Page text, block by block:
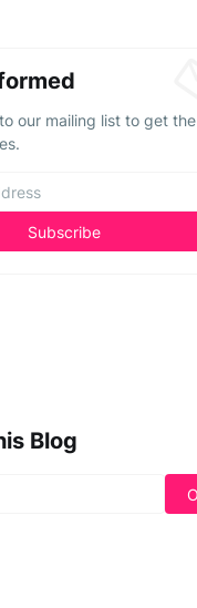
our mailing list to get the
Blog